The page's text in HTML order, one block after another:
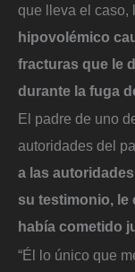
que lleva el caso,
hipovolémico
fracturas que le
durante la fuga
El padre de uno
autoridades del
a las
su testimonio, le
había cometido
“Él lo único que